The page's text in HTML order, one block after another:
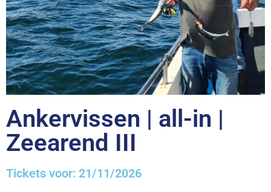
Ankervissen | all-in |
Zeearend III
Tickets voor: 21/11/2026